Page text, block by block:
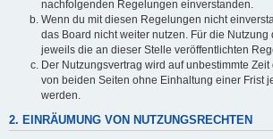
nachfolgenden Regelungen einverstanden.
Wenn du mit diesen Regelungen nicht
das Board nicht weiter nutzen. Für die Nutzung
jeweils die an dieser Stelle veröffentlichten
Der Nutzungsvertrag wird auf unbestimmte
von beiden Seiten ohne Einhaltung einer Frist
werden.
2. EINRÄUMUNG VON NUTZUNGSRECHTEN